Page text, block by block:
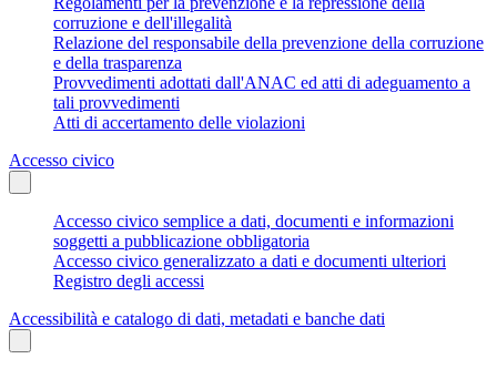
corruzione e dell'illegalità
Relazione del responsabile della prevenzione della corruzione
e della trasparenza
Provvedimenti adottati dall'ANAC ed atti di adeguamento a
tali provvedimenti
Atti di accertamento delle violazioni
Accesso civico
Accesso civico semplice a dati, documenti e informazioni
soggetti a pubblicazione obbligatoria
Accesso civico generalizzato a dati e documenti ulteriori
Registro degli accessi
Accessibilità e catalogo di dati, metadati e banche dati